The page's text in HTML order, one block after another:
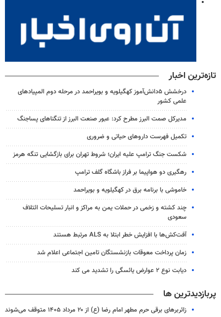
تازه‌ترین اخبار
درخشش ۵دانش‌آموز کهگیلویه و بویراحمد در مرحله دوم المپیادهای
علمی کشور
مدیرکل صمت البرز مطرح کرد: عبور صنعت البرز از تنگناهای پساجنگ
تکمیل فهرست داروهای حیاتی و ضروری
شکست جنگ ترامپ علیه ایران؛ شروط تهران برای بازگشایی تنگه هرمز
رهگیری دو هواپیما بر فراز باشگاه گلف ترامپ
خاموشی با برنامه برق در کهگیلویه و بویراحمد
چند کشته و زخمی در حملات یمن به مراکز و انبار تسلیحات ائتلاف
سعودی
آفت‌کش‌ها با افزایش خطر ابتلا به ALS مرتبط هستند
زمان پرداخت معوقات بازنشستگان تامین اجتماعی اعلام شد
دیابت نوع ۲ عوارض یائسگی را تشدید می کند
پربازدیدترین ها
زائربرهای برقی حرم مطهر امام رضا (ع) از ۲۰ مرداد ۱۴۰۵ متوقف می‌شوند